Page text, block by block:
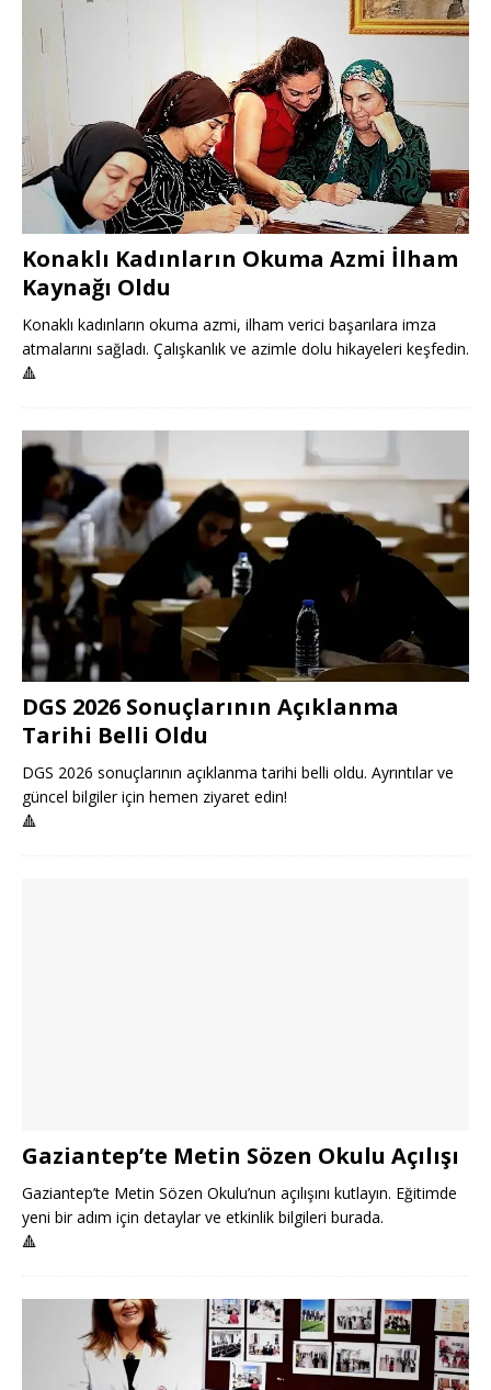
Konaklı Kadınların Okuma Azmi İlham
Kaynağı Oldu
Konaklı kadınların okuma azmi, ilham verici başarılara imza
atmalarını sağladı. Çalışkanlık ve azimle dolu hikayeleri keşfedin.
🔺
DGS 2026 Sonuçlarının Açıklanma
Tarihi Belli Oldu
DGS 2026 sonuçlarının açıklanma tarihi belli oldu. Ayrıntılar ve
güncel bilgiler için hemen ziyaret edin!
🔺
Gaziantep’te Metin Sözen Okulu Açılışı
Gaziantep’te Metin Sözen Okulu’nun açılışını kutlayın. Eğitimde
yeni bir adım için detaylar ve etkinlik bilgileri burada.
🔺